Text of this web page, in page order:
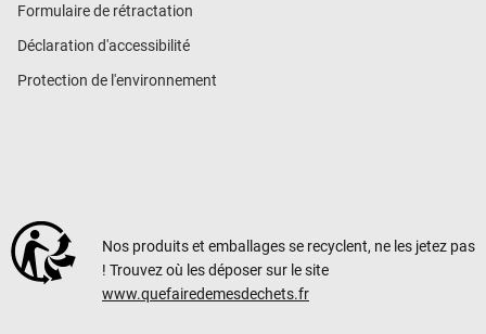
Formulaire de rétractation
Déclaration d'accessibilité
Protection de l'environnement
Nos produits et emballages se recyclent, ne les jetez pas
! Trouvez où les déposer sur le site
www.quefairedemesdechets.fr